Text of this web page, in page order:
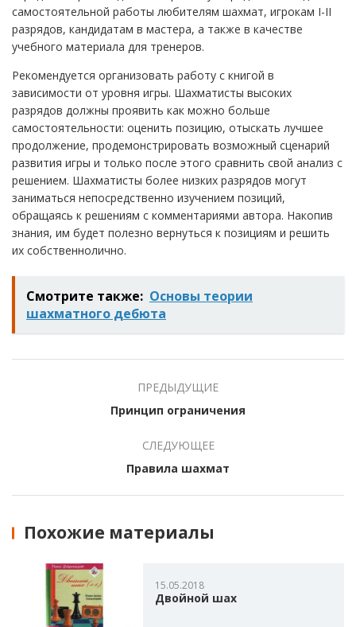
самостоятельной работы любителям шахмат, игрокам I-II
разрядов, кандидатам в мастера, а также в качестве
учебного материала для тренеров.
Рекомендуется организовать работу с книгой в
зависимости от уровня игры. Шахматисты высоких
разрядов должны проявить как можно больше
самостоятельности: оценить позицию, отыскать лучшее
продолжение, продемонстрировать возможный сценарий
развития игры и только после этого сравнить свой анализ с
решением. Шахматисты более низких разрядов могут
заниматься непосредственно изучением позиций,
обращаясь к решениям с комментариями автора. Накопив
знания, им будет полезно вернуться к позициям и решить
их собственнолично.
Смотрите также: Основы теории
шахматного дебюта
ПРЕДЫДУЩИЕ
Принцип ограничения
СЛЕДУЮЩЕЕ
Правила шахмат
Похожие материалы
15.05.2018
Двойной шах